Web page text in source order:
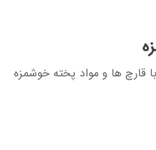
قارچ ها و مواد پخته خوشمزه